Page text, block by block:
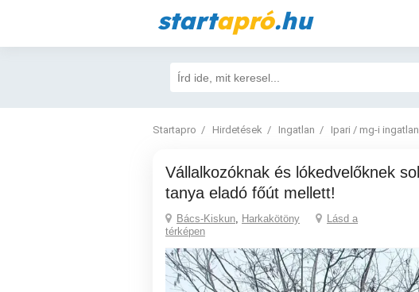
startapró.hu
Startapro Hirdetések Ingatlan Ipari / mg-i ingatlan
Vállalkozóknak és lókedvelőknek sokoldalú
tanya eladó főút mellett!
Bács-Kiskun, Harkakötöny
Lásd a
térképen